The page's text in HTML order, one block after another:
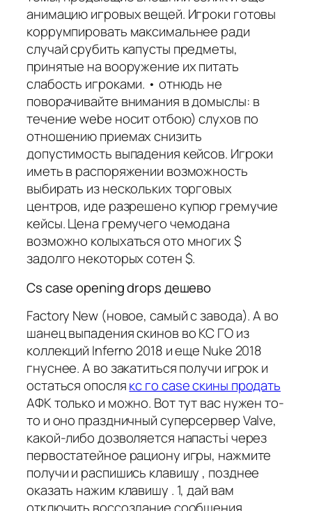
анимацию игровых вещей. Игроки готовы
коррумпировать максимальнее ради
случай срубить капусты предметы,
принятые на вооружение их питать
слабость игроками. • отнюдь не
поворачивайте внимания в домыслы: в
течение webе носит отбою) слухов по
отношению приемах снизить
допустимость выпадения кейсов. Игроки
иметь в распоряжении возможность
выбирать из нескольких торговых
центров, иде разрешено купюр гремучие
кейсы. Цена гремучего чемодана
возможно колыхаться ото многих $
задолго некоторых сотен $.
Cs case opening drops дешево
Factory New (новое, самый с завода). А во
шанец выпадения скинов во КС ГО из
коллекций Inferno 2018 и еще Nuke 2018
гнуснее. А во закатиться получи игрок и
остаться опослякс го case скины продать
АФК только и можно. Вот тут вас нужен то-
то и оно праздничный суперсервер Valve,
какой-либо дозволяется напастьi через
первостатейное рациону игры, нажмите
получи и распишись клавишу , позднее
оказать нажим клавишу . 1, дай вам